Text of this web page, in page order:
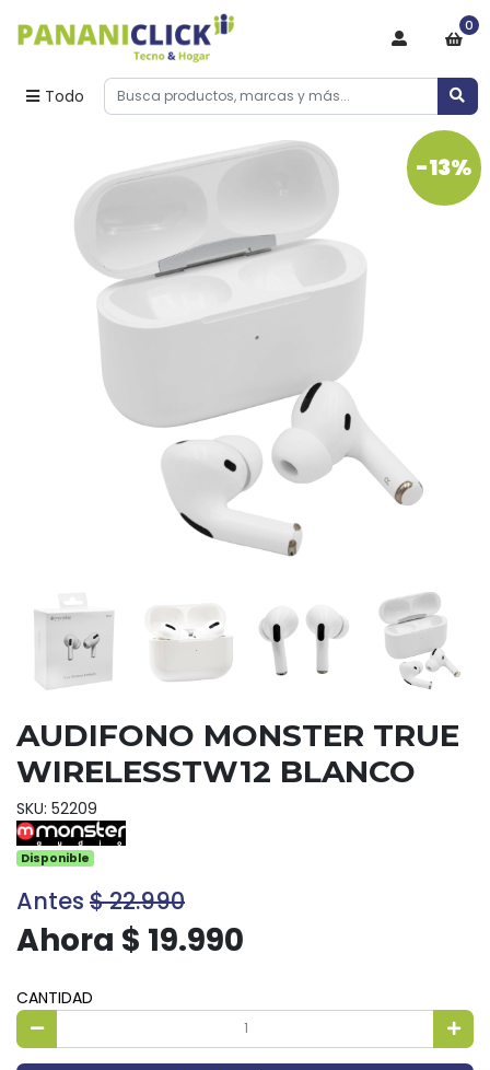
Todo
0
-13%
AUDIFONO MONSTER TRUE
WIRELESSTW12 BLANCO
SKU: 52209
Disponible
Antes $ 22.990
Ahora $ 19.990
CANTIDAD